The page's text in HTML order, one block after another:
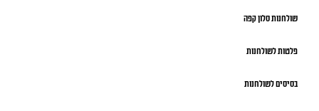
שולחנות סלון קפה
פלטות לשולחנות
בסיסים לשולחנות